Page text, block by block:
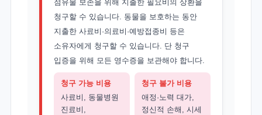
점유물 보존을 위해 지출한 필요비의 상환을
청구할 수 있습니다. 동물을 보호하는 동안
지출한 사료비·의료비·예방접종비 등은
소유자에게 청구할 수 있습니다. 단 청구
입증을 위해 모든 영수증을 보관해야 합니다.
청구 가능 비용
사료비, 동물병원
진료비,
청구 불가 비용
애정·노력 대가,
정신적 손해, 시세